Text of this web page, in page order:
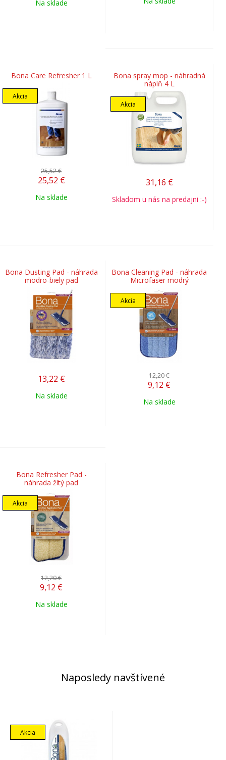
Na sklade
Bona Care Refresher 1 L
Akcia
25,52 €
25,52 €
Na sklade
Bona spray mop - náhradná
náplň 4 L
Akcia
31,16 €
Skladom u nás na predajni :-)
Bona Dusting Pad - náhrada
modro-biely pad
13,22 €
Na sklade
Bona Cleaning Pad - náhrada
Microfaser modrý
Akcia
12,20 €
9,12 €
Na sklade
Bona Refresher Pad -
náhrada žltý pad
Akcia
12,20 €
9,12 €
Na sklade
Naposledy navštívené
Akcia